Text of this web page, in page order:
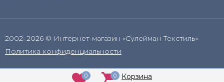
2002–2026 © Интернет-магазин «Сулейман Текстиль»
Политика конфиденциальности
0 0 Корзина